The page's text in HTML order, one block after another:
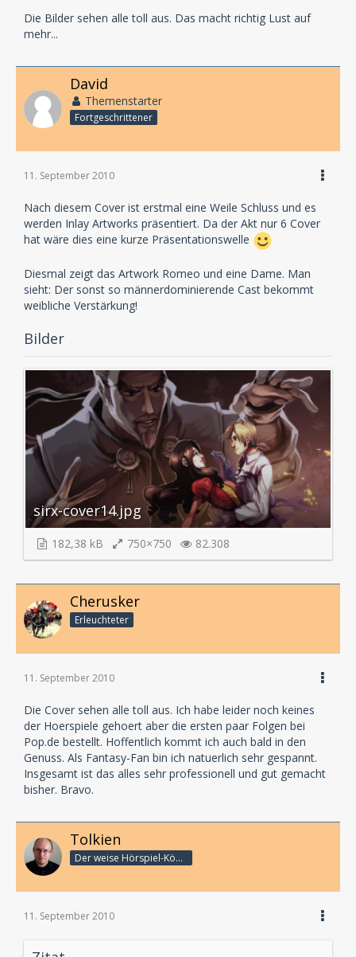
Die Bilder sehen alle toll aus. Das macht richtig Lust auf
mehr...
David
Themenstarter
Fortgeschrittener
11. September 2010
Nach diesem Cover ist erstmal eine Weile Schluss und es
werden Inlay Artworks präsentiert. Da der Akt nur 6 Cover
hat wäre dies eine kurze Präsentationswelle
Diesmal zeigt das Artwork Romeo und eine Dame. Man
sieht: Der sonst so männerdominierende Cast bekommt
weibliche Verstärkung!
Bilder
sirx-cover14.jpg
182,38 kB 750×750 82.308
Cherusker
Erleuchteter
11. September 2010
Die Cover sehen alle toll aus. Ich habe leider noch keines
der Hoerspiele gehoert aber die ersten paar Folgen bei
Pop.de bestellt. Hoffentlich kommt ich auch bald in den
Genuss. Als Fantasy-Fan bin ich natuerlich sehr gespannt.
Insgesamt ist das alles sehr professionell und gut gemacht
bisher. Bravo.
Tolkien
Der weise Hörspiel-König
11. September 2010